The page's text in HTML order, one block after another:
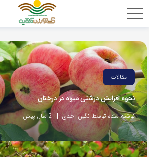
مقالات
نحوه افزایش درشتی میوه در درختان
نوشته شده توسط نگین احدی 2 سال پیش